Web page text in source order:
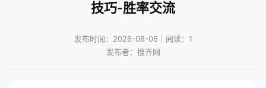
技巧-胜率交流
发布时间：2026-08-06｜阅读：1
发布者：搜齐网